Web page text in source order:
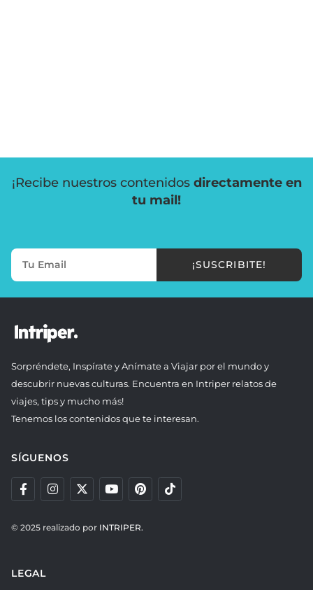
¡Recibe nuestros contenidos directamente en
tu mail!
¡SUSCRIBITE!
Sorpréndete, Inspírate y Anímate a Viajar por el mundo y
descubrir nuevas culturas. Encuentra en Intriper relatos de
viajes, tips y mucho más!
Tenemos los contenidos que te interesan.
SÍGUENOS
© 2025 realizado por INTRIPER.
LEGAL